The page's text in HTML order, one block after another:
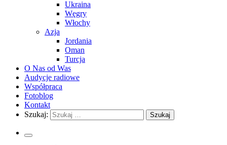
Ukraina
Węgry
Włochy
Azja
Jordania
Oman
Turcja
O Nas od Was
Audycje radiowe
Współpraca
Fotoblog
Kontakt
Szukaj: